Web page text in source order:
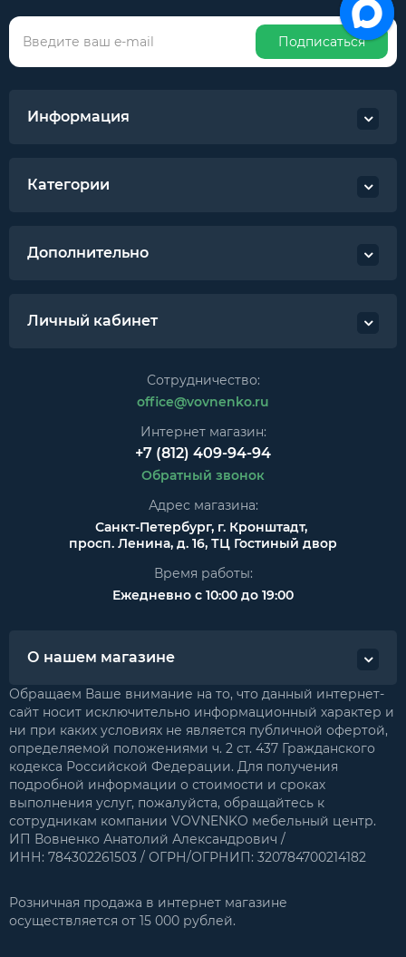
Подписаться
Информация
Категории
Дополнительно
Личный кабинет
Сотрудничество:
office@vovnenko.ru
Интернет магазин:
+7 (812) 409-94-94
Обратный звонок
Адрес магазина:
Санкт-Петербург, г. Кронштадт,
просп. Ленина, д. 16, ТЦ Гостиный двор
Время работы:
Ежедневно с 10:00 до 19:00
О нашем магазине
Обращаем Ваше внимание на то, что данный интернет-
сайт носит исключительно информационный характер и
ни при каких условиях не является публичной офертой,
определяемой положениями ч. 2 ст. 437 Гражданского
кодекса Российской Федерации. Для получения
подробной информации о стоимости и сроках
выполнения услуг, пожалуйста, обращайтесь к
сотрудникам компании VOVNENKO мебельный центр.
ИП Вовненко Анатолий Александрович /
ИНН: 784302261503 / ОГРН/ОГРНИП: 320784700214182
Розничная продажа в интернет магазине
осуществляется от 15 000 рублей.